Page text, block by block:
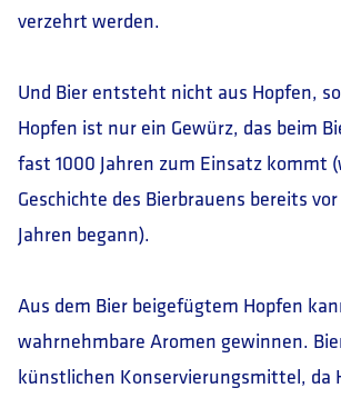
verzehrt werden.
Und Bier entsteht nicht aus Hopfen,
Hopfen ist nur ein Gewürz, das beim
fast 1000 Jahren zum Einsatz kommt
Geschichte des Bierbrauens bereits
Jahren begann).
Aus dem Bier beigefügtem Hopfen
wahrnehmbare Aromen gewinnen.
künstlichen Konservierungsmittel, da